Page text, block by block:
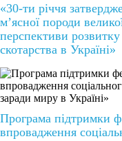
«30-ти річчя
м’ясної породи
перспективи розвитку
скотарства в Україні»
Програма підтримки
впровадження